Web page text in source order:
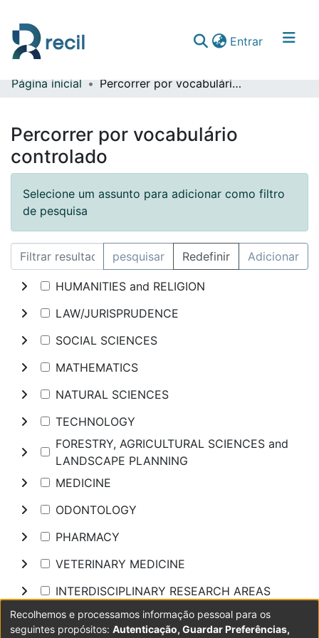
Entrar(current)
Comunidades & Coleções
Página inicial Percorrer por vocabulário controlado
Percorrer por vocabulário
controlado
Selecione um assunto para adicionar como filtro
de pesquisa
pesquisar Redefinir Adicionar
HUMANITIES and RELIGION
LAW/JURISPRUDENCE
SOCIAL SCIENCES
MATHEMATICS
NATURAL SCIENCES
TECHNOLOGY
FORESTRY, AGRICULTURAL SCIENCES and
LANDSCAPE PLANNING
MEDICINE
ODONTOLOGY
PHARMACY
VETERINARY MEDICINE
INTERDISCIPLINARY RESEARCH AREAS
Pesquisar
Recolhemos e processamos informação pessoal para os
seguintes propósitos: Autenticação, Guardar Preferências,